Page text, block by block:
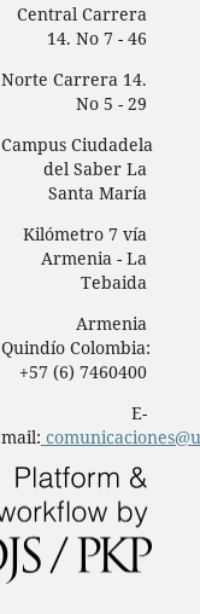
Central Carrera
14. No 7 - 46
Norte Carrera 14.
No 5 - 29
Campus Ciudadela
del Saber La
Santa María
Kilómetro 7 vía
Armenia - La
Tebaida
Armenia
Quindío Colombia:
+57 (6) 7460400
E-
mail: